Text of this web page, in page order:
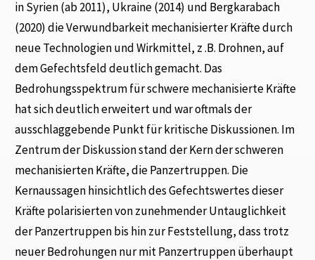
in Syrien (ab 2011), Ukraine (2014) und Bergkarabach
(2020) die Verwundbarkeit mechanisierter Kräfte durch
neue Technologien und Wirkmittel, z .B. Drohnen, auf
dem Gefechtsfeld deutlich gemacht. Das
Bedrohungsspektrum für schwere mechanisierte Kräfte
hat sich deutlich erweitert und war oftmals der
ausschlaggebende Punkt für kritische Diskussionen. Im
Zentrum der Diskussion stand der Kern der schweren
mechanisierten Kräfte, die Panzertruppen. Die
Kernaussagen hinsichtlich des Gefechtswertes dieser
Kräfte polarisierten von zunehmender Untauglichkeit
der Panzertruppen bis hin zur Feststellung, dass trotz
neuer Bedrohungen nur mit Panzertruppen überhaupt